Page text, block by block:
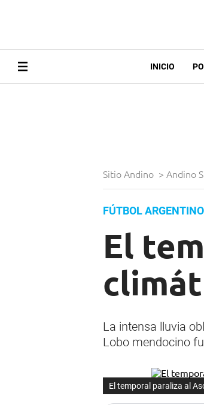
INICIO
Sitio Andino > Andino
FÚTBOL ARGENTINO
El
La intensa lluvia
Lobo mendocino
El temporal paraliza al